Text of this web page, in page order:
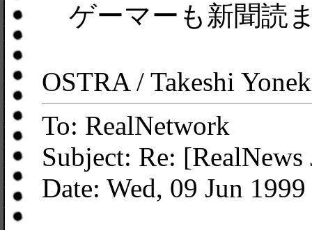
ゲーマーも新聞読
OSTRA / Takeshi
To: RealNetwork
Subject: Re:
Date: Wed, 09 Jun